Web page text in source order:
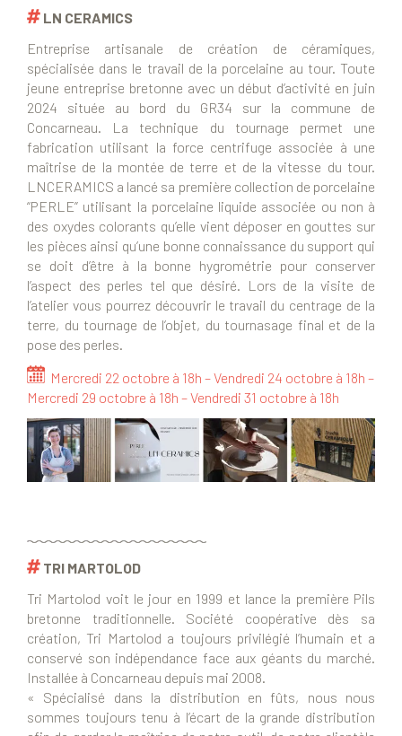
LN CERAMICS
Entreprise artisanale de création de céramiques,
spécialisée dans le travail de la porcelaine au tour. Toute
jeune entreprise bretonne avec un début d’activité en juin
2024 située au bord du GR34 sur la commune de
Concarneau. La technique du tournage permet une
fabrication utilisant la force centrifuge associée à une
maîtrise de la montée de terre et de la vitesse du tour.
LNCERAMICS a lancé sa première collection de porcelaine
“PERLE” utilisant la porcelaine liquide associée ou non à
des oxydes colorants qu’elle vient déposer en gouttes sur
les pièces ainsi qu’une bonne connaissance du support qui
se doit d’être à la bonne hygrométrie pour conserver
l’aspect des perles tel que désiré. Lors de la visite de
l’atelier vous pourrez découvrir le travail du centrage de la
terre, du tournage de l’objet, du tournasage final et de la
pose des perles.
Mercredi 22 octobre à 18h – Vendredi 24 octobre à 18h –
Mercredi 29 octobre à 18h – Vendredi 31 octobre à 18h
TRI MARTOLOD
Tri Martolod voit le jour en 1999 et lance la première Pils
bretonne traditionnelle. Société coopérative dès sa
création, Tri Martolod a toujours privilégié l’humain et a
conservé son indépendance face aux géants du marché.
Installée à Concarneau depuis mai 2008.
« Spécialisé dans la distribution en fûts, nous nous
sommes toujours tenu à l’écart de la grande distribution